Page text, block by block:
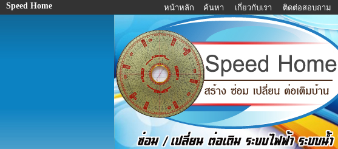
Speed Home หน้าหลัก ค้นหา เกี่ยวกับเรา ติดต่อสอบถาม